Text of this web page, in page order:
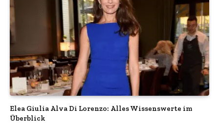
Elea Giulia Alva Di Lorenzo: Alles Wissenswerte im
Überblick